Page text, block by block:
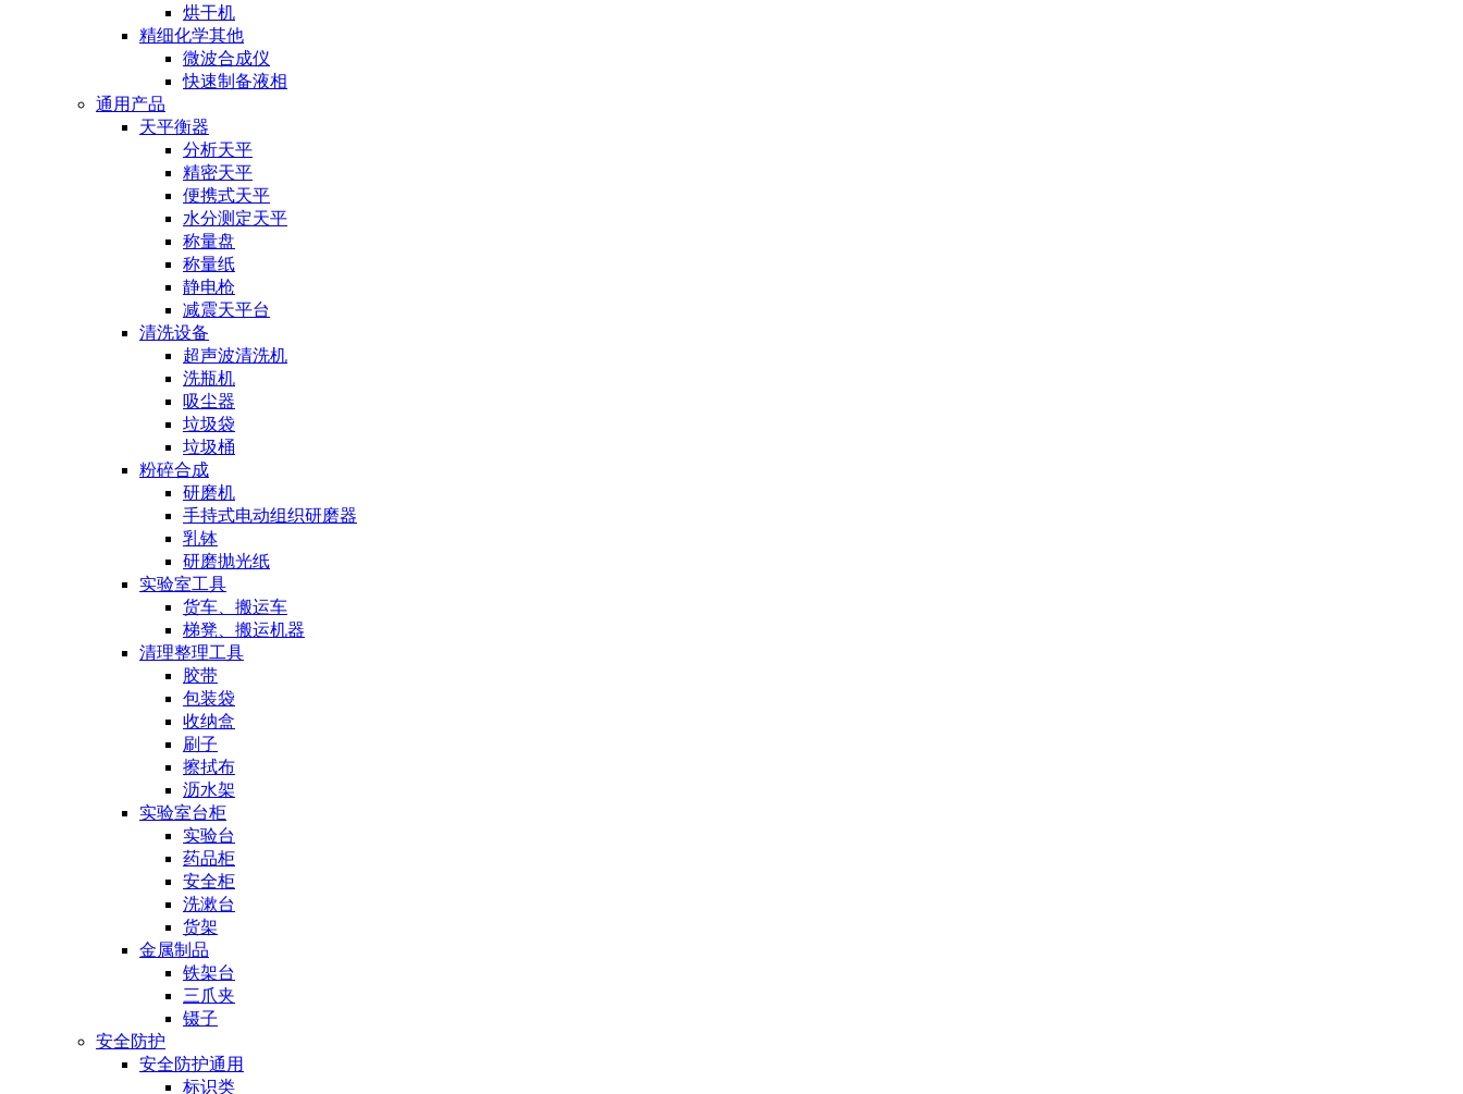
烘干机
精细化学其他
微波合成仪
快速制备液相
通用产品
天平衡器
分析天平
精密天平
便携式天平
水分测定天平
称量盘
称量纸
静电枪
减震天平台
清洗设备
超声波清洗机
洗瓶机
吸尘器
垃圾袋
垃圾桶
粉碎合成
研磨机
手持式电动组织研磨器
乳钵
研磨抛光纸
实验室工具
货车、搬运车
梯凳、搬运机器
清理整理工具
胶带
包装袋
收纳盒
刷子
擦拭布
沥水架
实验室台柜
实验台
药品柜
安全柜
洗漱台
货架
金属制品
铁架台
三爪夹
镊子
安全防护
安全防护通用
标识类